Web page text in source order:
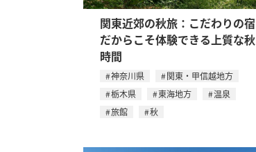
関東近郊の秋旅：こだわりの宿
だからこそ体験できる上質な秋
時間
神奈川県
関東・甲信越地方
栃木県
東海地方
温泉
旅館
秋